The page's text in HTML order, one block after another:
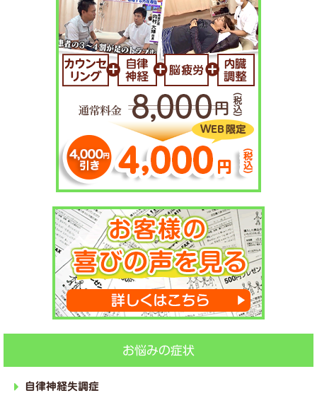
お悩みの症状
自律神経失調症